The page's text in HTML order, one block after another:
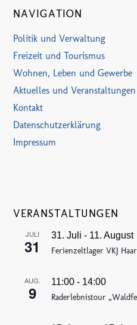
NAVIGATION
Politik und Verwaltung
Freizeit und Tourismus
Wohnen, Leben und Gewerbe
Aktuelles und Veranstaltungen
Kontakt
Datenschutzerklärung
Impressum
VERANSTALTUNGEN
JULI
31
31. Juli - 11. August
Ferienzeltlager VKJ
AUG.
9
11:00 - 14:00
Raderlebnistour